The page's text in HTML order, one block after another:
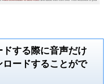
する際に音声だけ
ロードすることがで